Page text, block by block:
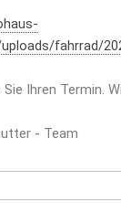
fahrrad/
Ihren Termin.
- Team